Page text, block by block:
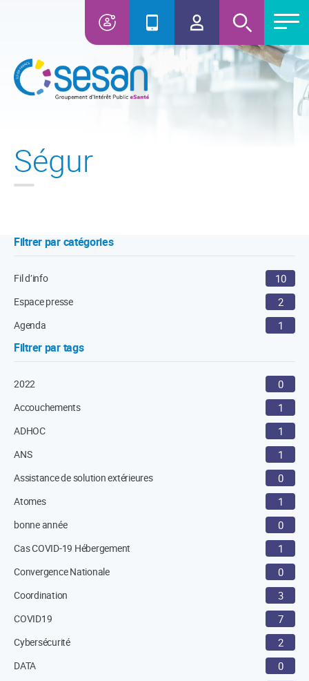
Ségur
Filtrer par catégories
Fil d’info 10
Espace presse 2
Agenda 1
Filtrer par tags
2022 0
Accouchements 1
ADHOC 1
ANS 1
Assistance de solution extérieures 0
Atomes 1
bonne année 0
Cas COVID-19 Hébergement 1
Convergence Nationale 0
Coordination 3
COVID19 7
Cybersécurité 2
DATA 0